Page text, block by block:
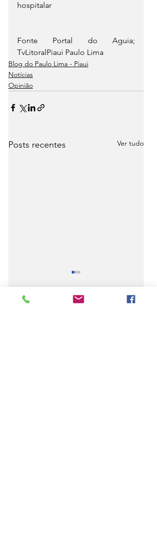
hospitalar
Fonte Portal do Aguia;
TvLitoralPiaui Paulo Lima
Blog do Paulo Lima - Piaui
Notícias
Opinião
Posts recentes Ver tudo